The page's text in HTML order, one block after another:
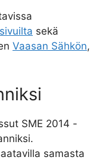
sekä
Vaasan Sähkön,
SME 2014 -
samasta